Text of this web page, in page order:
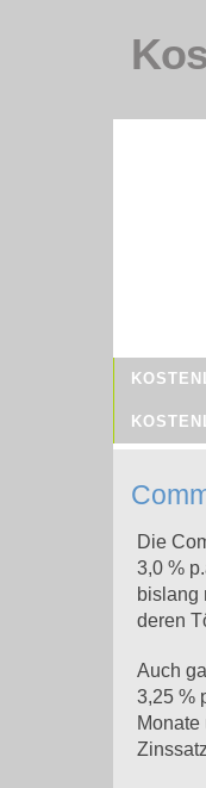
Die
3,0 %
bislang
deren
Auch
3,25 %